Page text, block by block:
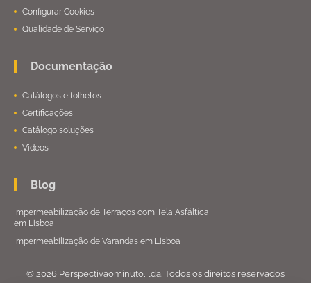
Configurar Cookies
Qualidade de Serviço
Documentação
Catálogos e folhetos
Certificações
Catálogo soluções
Videos
Blog
Impermeabilização de Terraços com Tela Asfáltica
em Lisboa
Impermeabilização de Varandas em Lisboa
© 2026 Perspectivaominuto, lda. Todos os direitos reservados